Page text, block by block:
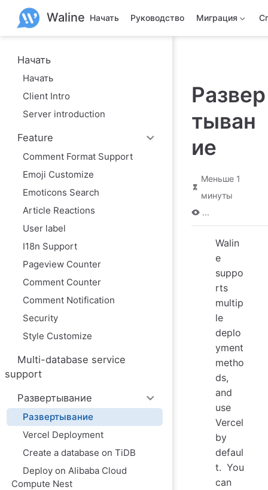
Waline Начать Руководство Миграция
Начать
Начать
Client Intro
Server introduction
Feature
Comment Format Support
Emoji Customize
Emoticons Search
Article Reactions
User label
I18n Support
Pageview Counter
Comment Counter
Comment Notification
Security
Style Customize
Multi-database service
support
Развертывание
Развертывание
Vercel Deployment
Create a database on TiDB
Deploy on Alibaba Cloud
Compute Nest
Развер
тыван
ие
Меньше 1
минуты
...
Walin
e
suppo
rts
multip
le
deplo
yment
metho
ds,
and
use
Vercel
by
defaul
t. You
can